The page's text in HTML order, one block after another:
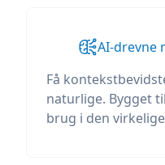
AI-drevne
Få
naturlige. Bygget
brug i den